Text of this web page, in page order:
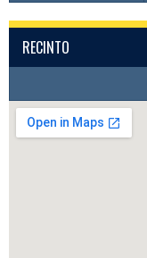
RECINTO